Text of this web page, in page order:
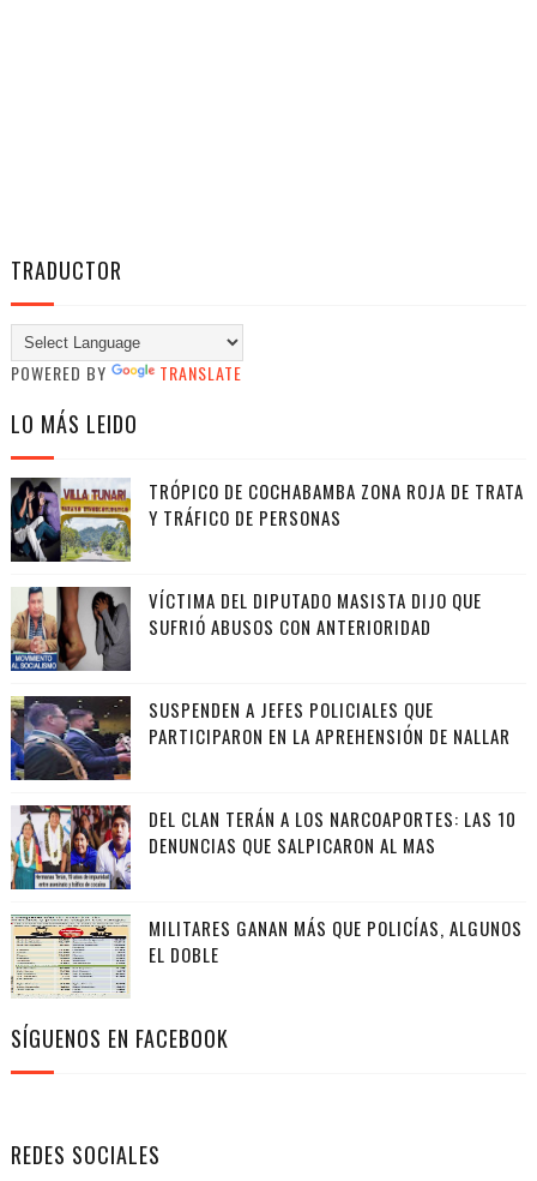
TRADUCTOR
POWERED BY TRANSLATE
LO MÁS LEIDO
TRÓPICO DE COCHABAMBA ZONA ROJA DE TRATA
Y TRÁFICO DE PERSONAS
VÍCTIMA DEL DIPUTADO MASISTA DIJO QUE
SUFRIÓ ABUSOS CON ANTERIORIDAD
SUSPENDEN A JEFES POLICIALES QUE
PARTICIPARON EN LA APREHENSIÓN DE NALLAR
DEL CLAN TERÁN A LOS NARCOAPORTES: LAS 10
DENUNCIAS QUE SALPICARON AL MAS
MILITARES GANAN MÁS QUE POLICÍAS, ALGUNOS
EL DOBLE
SÍGUENOS EN FACEBOOK
REDES SOCIALES